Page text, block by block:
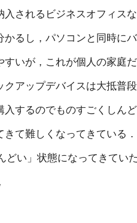
されるビジネスオフィスな
るし，パソコンと同時に
いが，これが個人の家庭
アップデバイスは大抵普
するのでものすごくしんど
て難しくなってきている．
い」状態になってきていた